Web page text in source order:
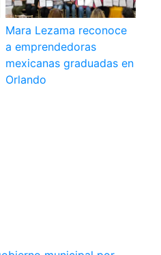
Mara Lezama reconoce
a emprendedoras
mexicanas graduadas en
Orlando